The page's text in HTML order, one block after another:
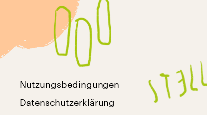
Nutzungsbedingungen
Datenschutzerklärung